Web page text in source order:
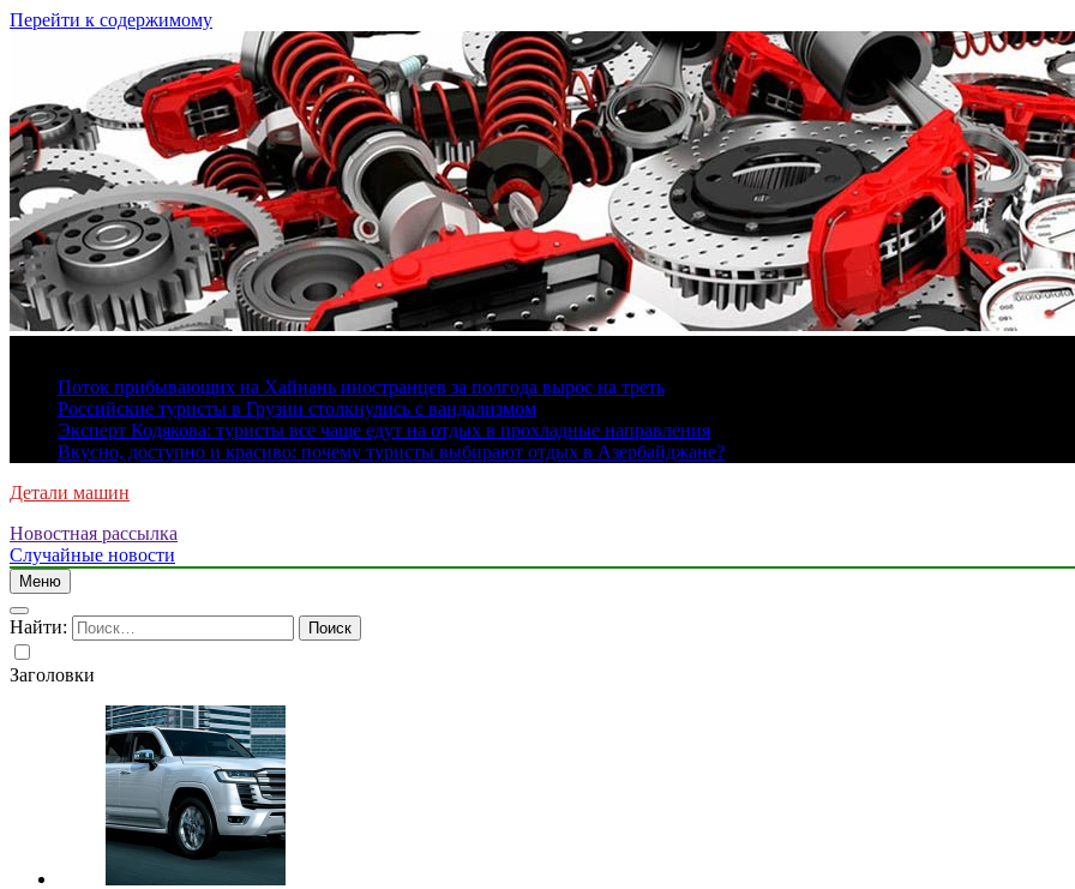
Перейти к содержимому
Поток прибывающих на Хайнань иностранцев за полгода вырос на треть
Российские туристы в Грузии столкнулись с вандализмом
Эксперт Кодякова: туристы все чаще едут на отдых в прохладные направления
Вкусно, доступно и красиво: почему туристы выбирают отдых в Азербайджане?
Детали машин
Новостная рассылка
Случайные новости
Меню
Найти:
Заголовки